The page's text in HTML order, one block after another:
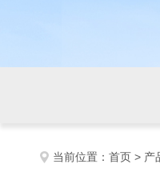
当前位置： 首页 > 产